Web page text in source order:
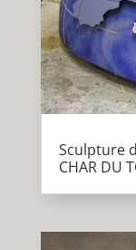
Sculpture
CHAR DU